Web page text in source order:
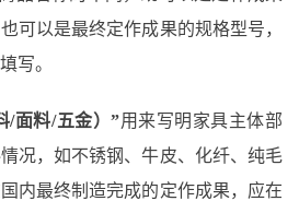
可以是最终定作成果的规格型号，
写。
/面料/五金）”用来写明家具主体部
况，如不锈钢、牛皮、化纤、纯毛
内最终制造完成的定作成果，应在